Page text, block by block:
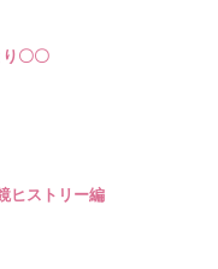
〇〇
ヒストリー編